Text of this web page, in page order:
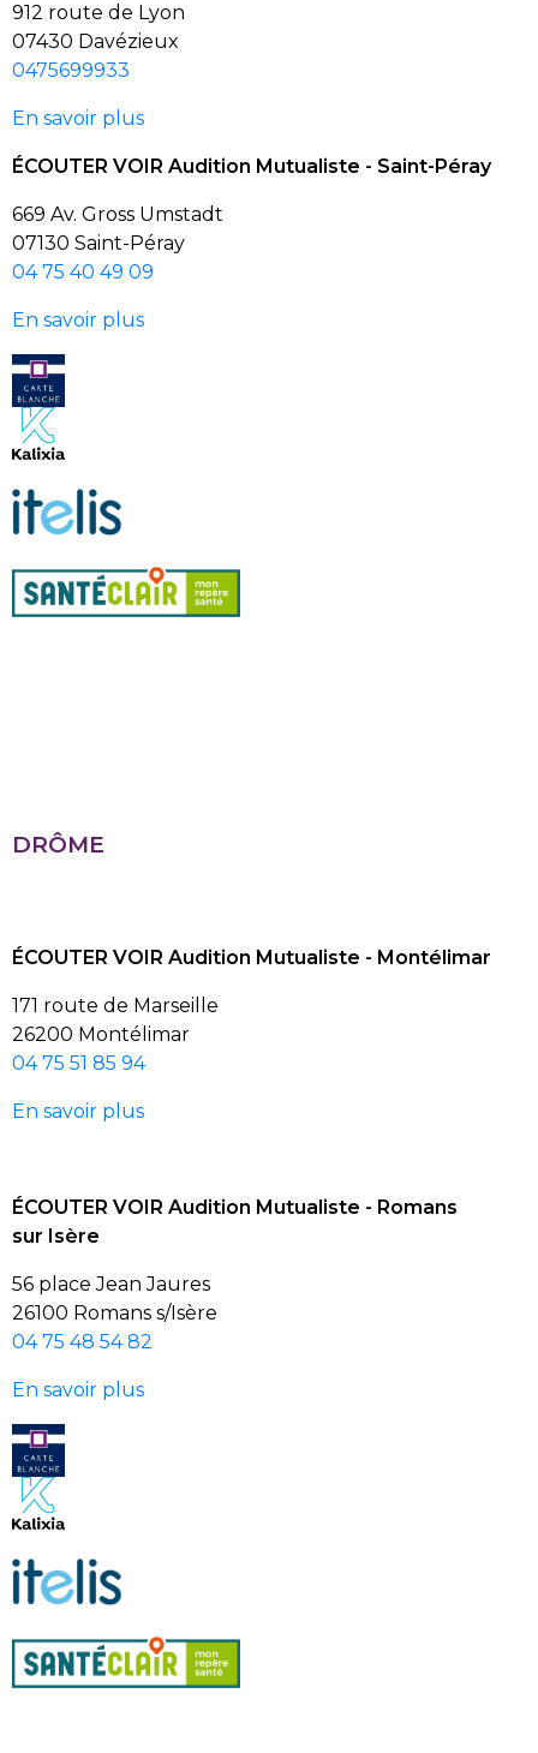
912 route de Lyon
07430 Davézieux
0475699933
En savoir plus
ÉCOUTER VOIR Audition Mutualiste - Saint-Péray
669 Av. Gross Umstadt
07130 Saint-Péray
04 75 40 49 09
En savoir plus
DRÔME
ÉCOUTER VOIR Audition Mutualiste - Montélimar
171 route de Marseille
26200 Montélimar
04 75 51 85 94
En savoir plus
ÉCOUTER VOIR Audition Mutualiste - Romans
sur Isère
56 place Jean Jaures
26100 Romans s/Isère
04 75 48 54 82
En savoir plus